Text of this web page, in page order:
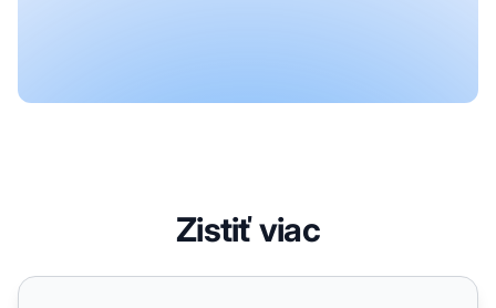
Zistiť viac
Manažér pre affiliate marketing